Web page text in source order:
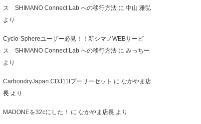
ス SHIMANO Connect Lab への移行方法 に 中山 雅弘
より
Cyclo-Sphereユーザー必見！！新シマノWEBサービ
ス SHIMANO Connect Lab への移行方法 に みっちー
より
CarbondryJapan CDJ11tプーリーセット に なかやま店
長 より
MADONEを32cにした！ に なかやま店長 より